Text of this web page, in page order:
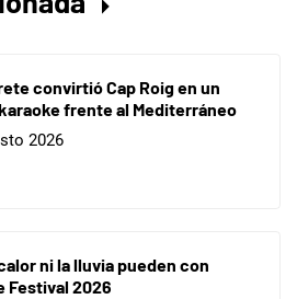
convirtió Cap Roig en un
frente al Mediterráneo
2026
ni la lluvia pueden con
Festival 2026